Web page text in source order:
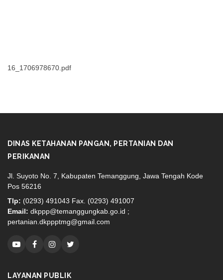
16_1706978670.pdf
DINAS KETAHANAN PANGAN, PERTANIAN DAN
PERIKANAN
Jl. Suyoto No. 7, Kabupaten Temanggung, Jawa Tengah Kode
Pos 56216
Tlp: (0293) 491043 Fax. (0293) 491007
Email: dkppp@temanggungkab.go.id ;
pertanian.dkppptmg@gmail.com
LAYANAN PUBLIK